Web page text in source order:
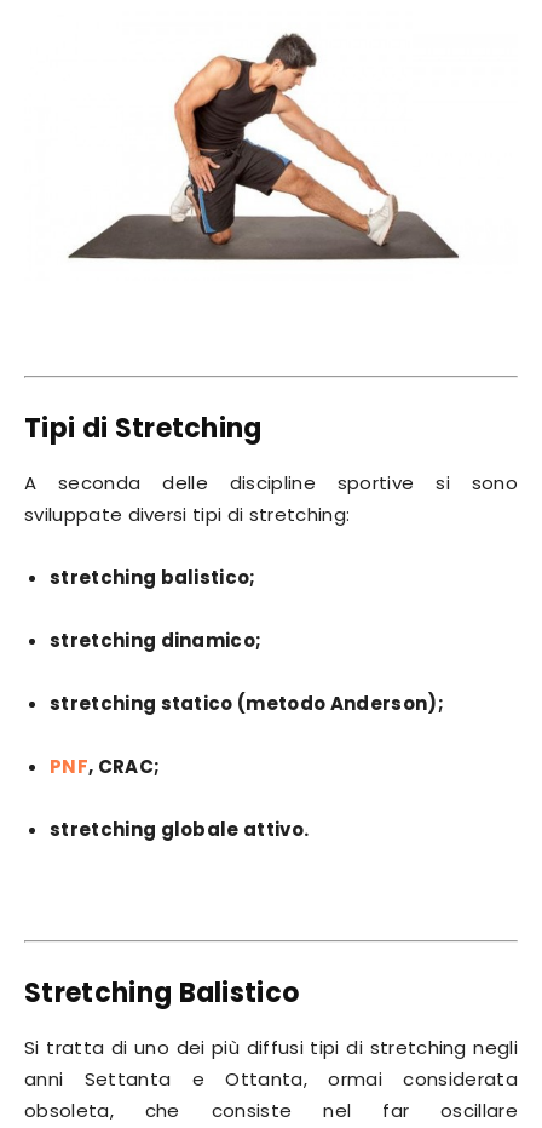
Tipi di Stretching
A seconda delle discipline sportive si sono
sviluppate diversi tipi di stretching:
stretching balistico;
stretching dinamico;
stretching statico (metodo Anderson);
PNF, CRAC;
stretching globale attivo.
Stretching Balistico
Si tratta di uno dei più diffusi tipi di stretching negli
anni Settanta e Ottanta, ormai considerata
obsoleta, che consiste nel far oscillare